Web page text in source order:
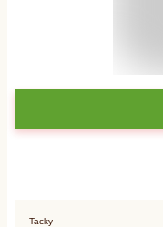
Tacky